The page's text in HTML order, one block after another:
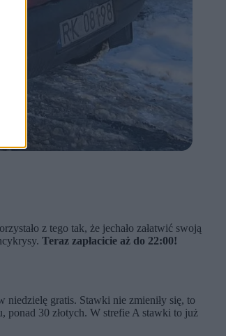
z tego tak, że jechało załatwić swoją
Teraz zapłacicie aż do 22:00!
gratis. Stawki nie zmieniły się, to
ponad 30 złotych. W strefie A stawki to już